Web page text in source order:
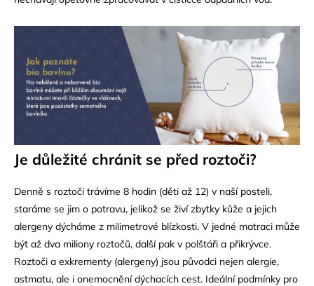
Je důležité chránit se před roztoči?
Denně s roztoči trávíme 8 hodin (děti až 12) v naší posteli,
staráme se jim o potravu, jelikož se živí zbytky kůže a jejich
alergeny dýcháme z milimetrové blízkosti. V jedné matraci může
být až dva miliony roztočů, další pak v polštáři a přikrývce.
Roztoči a exkrementy (alergeny) jsou původci nejen alergie,
astmatu, ale i onemocnění dýchacích cest. Ideální podmínky pro